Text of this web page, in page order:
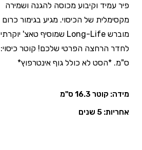
פיר עמיד וקיבוע מכוסה להגנה ושמירה
מקסימלית של הכיסוי. מגיע בגימור כרום
מוברש Long-Life שמוסיף טאצ' יוקרתי
ס"מ. *הסט לא כולל גוף אינטרפוץ*
מידה: קוטר 16.3 ס"מ
אחריות: 5 שנים